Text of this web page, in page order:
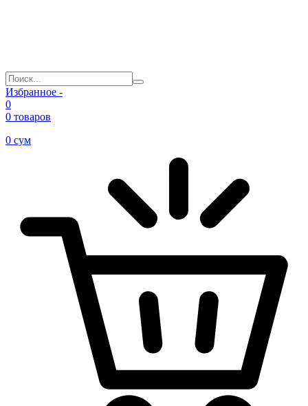
Избранное -
0
0 товаров
0 сум